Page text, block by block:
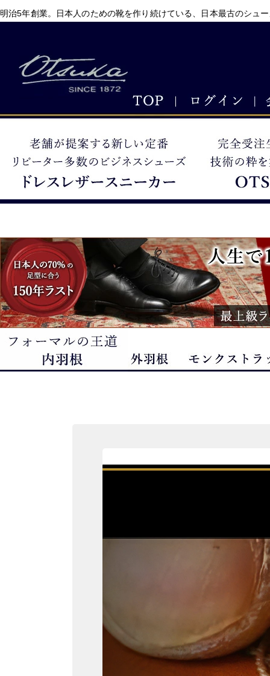
明治5年創業。日本人のための靴を作り続けている、日本最古のシュ